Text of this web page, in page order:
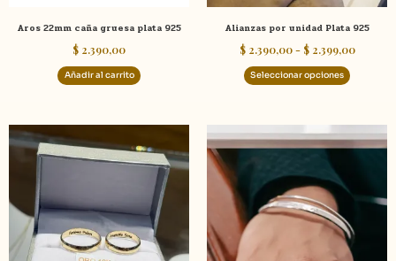
Aros 22mm caña gruesa plata 925
$ 2.390,00
Añadir al carrito
Alianzas por unidad Plata 925
$2.390,00 - $2.399,00
Seleccionar opciones
elegir
en
la
página
precios:
desde
$ 3.500,00
hasta
$ 37.590,00
producto
tiene
múltiples
variantes.
Las
opciones
Este
Las